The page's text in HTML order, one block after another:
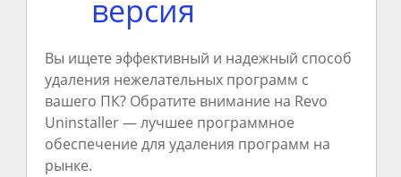
версия
Вы ищете эффективный и надежный способ
удаления нежелательных программ с
вашего ПК? Обратите внимание на Revo
Uninstaller — лучшее программное
обеспечение для удаления программ на
рынке.